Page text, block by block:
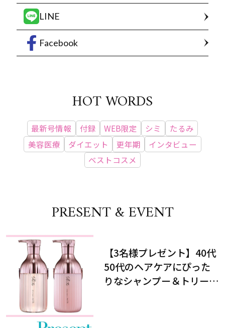
LINE
Facebook
HOT WORDS
最新号情報 付録 WEB限定 シミ
たるみ
美容医療
ダイエット 更年期
インタビュー
ベストコスメ
PRESENT & EVENT
【3名様プレゼント】40代
50代のヘアケアにぴった
りなシャンプー＆トリート